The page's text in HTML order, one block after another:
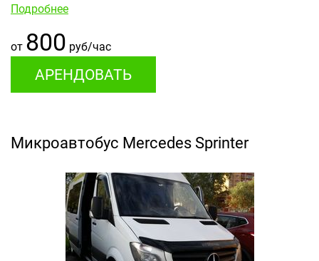
Подробнее
от 800 руб/час
АРЕНДОВАТЬ
Микроавтобус Mercedes Sprinter